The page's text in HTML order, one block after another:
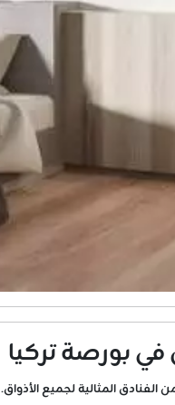
المثالية لجميع الأذواق.